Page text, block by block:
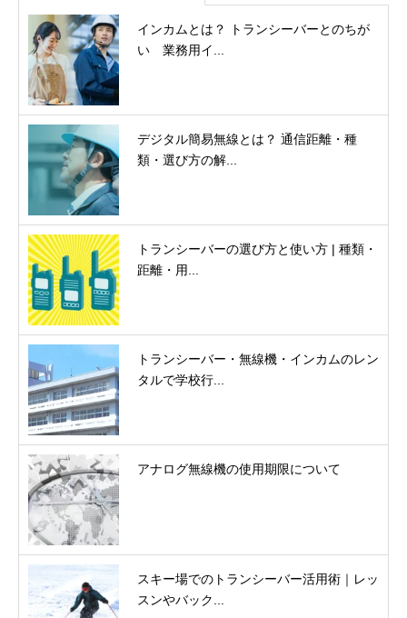
インカムとは？ トランシーバーとのちが
い 業務用イ...
デジタル簡易無線とは？ 通信距離・種
類・選び方の解...
トランシーバーの選び方と使い方 | 種類・
距離・用...
トランシーバー・無線機・インカムのレン
タルで学校行...
アナログ無線機の使用期限について
スキー場でのトランシーバー活用術｜レッ
スンやバック...